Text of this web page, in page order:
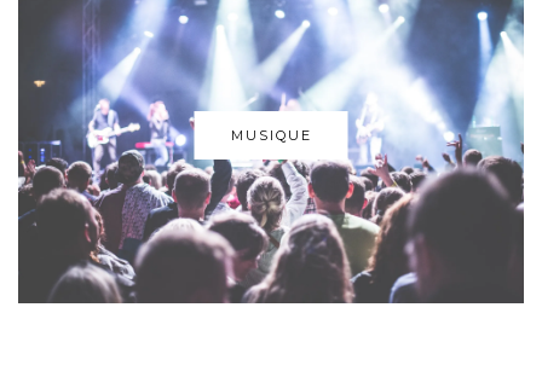
MUSIQUE